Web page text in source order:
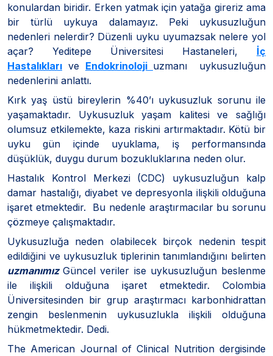
konulardan biridir. Erken yatmak için yatağa gireriz ama
bir türlü uykuya dalamayız. Peki uykusuzluğun
nedenleri nelerdir? Düzenli uyku uyumazsak nelere yol
açar? Yeditepe Üniversitesi Hastaneleri, İç
Hastalıkları ve Endokrinoloji uzmanı uykusuzluğun
nedenlerini anlattı.
Kırk yaş üstü bireylerin %40’ı uykusuzluk sorunu ile
yaşamaktadır. Uykusuzluk yaşam kalitesi ve sağlığı
olumsuz etkilemekte, kaza riskini artırmaktadır. Kötü bir
uyku gün içinde uyuklama, iş performansında
düşüklük, duygu durum bozukluklarına neden olur.
Hastalık Kontrol Merkezi (CDC) uykusuzluğun kalp
damar hastalığı, diyabet ve depresyonla ilişkili olduğuna
işaret etmektedir. Bu nedenle araştırmacılar bu sorunu
çözmeye çalışmaktadır.
Uykusuzluğa neden olabilecek birçok nedenin tespit
edildiğini ve uykusuzluk tiplerinin tanımlandığını belirten
uzmanımızGüncel veriler ise uykusuzluğun beslenme
ile ilişkili olduğuna işaret etmektedir. Colombia
Üniversitesinden bir grup araştırmacı karbonhidrattan
zengin beslenmenin uykusuzlukla ilişkili olduğuna
hükmetmektedir. Dedi.
The American Journal of Clinical Nutrition dergisinde